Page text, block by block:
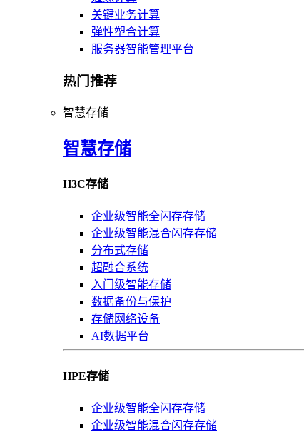
关键业务计算
弹性塑合计算
服务器智能管理平台
热门推荐
智慧存储
智慧存储
H3C存储
企业级智能全闪存存储
企业级智能混合闪存存储
分布式存储
超融合系统
入门级智能存储
数据备份与保护
存储网络设备
AI数据平台
HPE存储
企业级智能全闪存存储
企业级智能混合闪存存储